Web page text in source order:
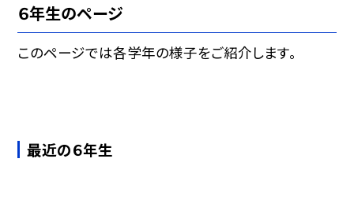
６年生のページ
このページでは各学年の様子をご紹介します。
最近の６年生